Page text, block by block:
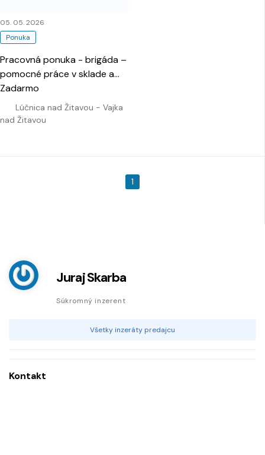
Ponuka
05. 05. 2026
Pracovná ponuka - brigáda –
pomocné práce v sklade a
rozvoz…
Lúčnica nad Žitavou - Vajka
nad Žitavou
Zadarmo
1
Juraj Skarba
Súkromný inzerent
Všetky inzeráty predajcu
Kontakt